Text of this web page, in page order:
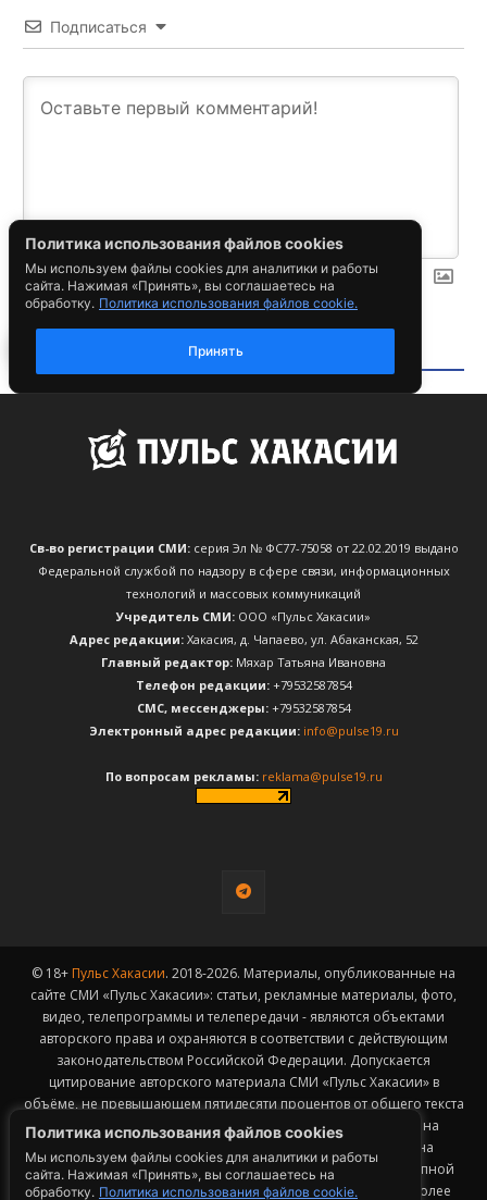
Политика использования файлов cookies
Мы используем файлы cookies для аналитики и работы
сайта. Нажимая «Принять», вы соглашаетесь на
обработку. Политика использования файлов cookie.
Св-во регистрации СМИ:серия Эл № ФС77-75058 от 22.02.2019 выдано
Федеральной службой по надзору в сфере связи, информационных
технологий и массовых коммуникаций
Учредитель СМИ: ООО «Пульс Хакасии»
Адрес редакции:Хакасия, д. Чапаево, ул. Абаканская, 52
Главный редактор: Мяхар Татьяна Ивановна
Телефон редакции:+79532587854
CМС, мессенджеры:+79532587854
Электронный адрес редакции: info@pulse19.ru
По вопросам рекламы: reklama@pulse19.ru
© 18+ Пульс Хакасии. 2018-2026. Материалы, опубликованные на
сайте СМИ «Пульс Хакасии»: статьи, рекламные материалы, фото,
видео, телепрограммы и телепередачи - являются объектами
авторского права и охраняются в соответствии с действующим
законодательством Российской Федерации. Допускается
цитирование авторского материала СМИ «Пульс Хакасии» в
объёме, не превышающем пятидесяти процентов от общего текста
публикации с обязательным размещением гиперссылки на
страницу заимствования материала. Гиперссылка должна
размещаться в тексте цитируемого материала и быть доступной
для индексации поисковыми системами. Заимствование более